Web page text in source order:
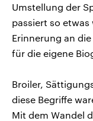
Umstellung der
passiert so
Erinnerung an
für die eigene
Broiler,
diese Begriffe
Mit dem Wandel